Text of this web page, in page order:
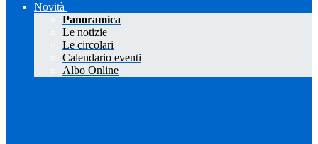
Novità
Panoramica
Le notizie
Le circolari
Calendario eventi
Albo Online